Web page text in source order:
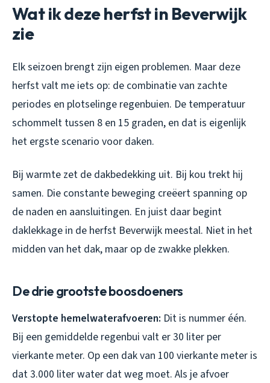
Wat ik deze herfst in Beverwijk
zie
Elk seizoen brengt zijn eigen problemen. Maar deze
herfst valt me iets op: de combinatie van zachte
periodes en plotselinge regenbuien. De temperatuur
schommelt tussen 8 en 15 graden, en dat is eigenlijk
het ergste scenario voor daken.
Bij warmte zet de dakbedekking uit. Bij kou trekt hij
samen. Die constante beweging creëert spanning op
de naden en aansluitingen. En juist daar begint
daklekkage in de herfst Beverwijk meestal. Niet in het
midden van het dak, maar op de zwakke plekken.
De drie grootste boosdoeners
Verstopte hemelwaterafvoeren: Dit is nummer één.
Bij een gemiddelde regenbui valt er 30 liter per
vierkante meter. Op een dak van 100 vierkante meter is
dat 3.000 liter water dat weg moet. Als je afvoer